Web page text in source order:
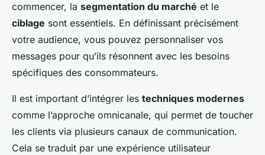
commencer, la segmentation du marché et le
ciblage sont essentiels. En définissant précisément
votre audience, vous pouvez personnaliser vos
messages pour qu’ils résonnent avec les besoins
spécifiques des consommateurs.
Il est important d’intégrer les techniques modernes
comme l’approche omnicanale, qui permet de toucher
les clients via plusieurs canaux de communication.
Cela se traduit par une expérience utilisateur